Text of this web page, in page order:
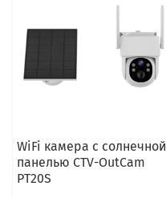
WiFi камера с солнечной
панелью CTV-OutCam
PT20S